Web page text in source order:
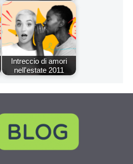
Intreccio di amori
nell'estate 2011